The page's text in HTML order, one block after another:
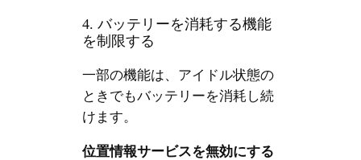
4. バッテリーを消耗する機能
を制限する
一部の機能は、アイドル状態の
ときでもバッテリーを消耗し続
けます。
位置情報サービスを無効にする